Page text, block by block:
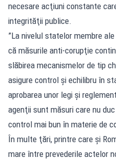
necesare acţiuni constante
integrităţii publice.
”La nivelul statelor membre
că măsurile anti-corupţie
slăbirea mecanismelor de tip
asigure control şi echilibru în
aprobarea unor legi şi
agenţii sunt măsuri care nu
control mai bun în materie de
În multe ţări, printre care şi
mare între prevederile actelor